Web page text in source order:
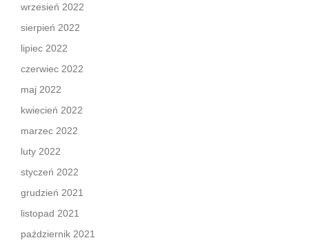
wrzesień 2022
sierpień 2022
lipiec 2022
czerwiec 2022
maj 2022
kwiecień 2022
marzec 2022
luty 2022
styczeń 2022
grudzień 2021
listopad 2021
październik 2021